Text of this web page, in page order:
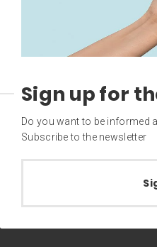
Sign up for
Do you want to be informed
Subscribe to the newsletter